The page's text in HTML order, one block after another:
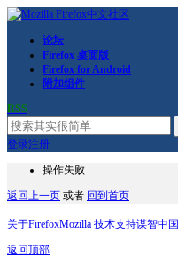
论坛
Firefox 桌面版
Firefox for Android
附加组件
RSS
登录注册
操作失败
返回上一页 或者 回到首页
关于FirefoxMozilla 技术支持谋智中国
返回顶部